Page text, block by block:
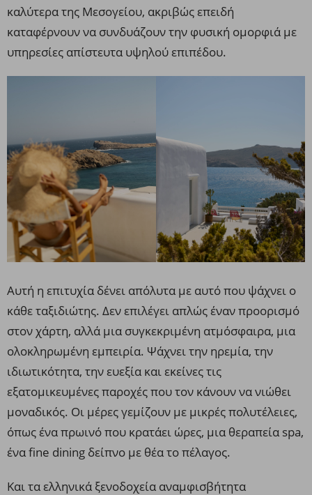
καλύτερα της Μεσογείου, ακριβώς επειδή
καταφέρνουν να συνδυάζουν την φυσική ομορφιά με
υπηρεσίες απίστευτα υψηλού επιπέδου.
Αυτή η επιτυχία δένει απόλυτα με αυτό που ψάχνει ο
κάθε ταξιδιώτης. Δεν επιλέγει απλώς έναν προορισμό
στον χάρτη, αλλά μια συγκεκριμένη ατμόσφαιρα, μια
ολοκληρωμένη εμπειρία. Ψάχνει την ηρεμία, την
ιδιωτικότητα, την ευεξία και εκείνες τις
εξατομικευμένες παροχές που τον κάνουν να νιώθει
μοναδικός. Οι μέρες γεμίζουν με μικρές πολυτέλειες,
όπως ένα πρωινό που κρατάει ώρες, μια θεραπεία spa,
ένα fine dining δείπνο με θέα το πέλαγος.
Και τα ελληνικά ξενοδοχεία αναμφισβήτητα